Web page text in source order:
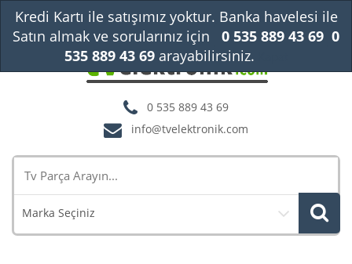
0 535 889 43 69
info@tvelektronik.com
Marka Seçiniz
Kredi Kartı ile satışımız yoktur. Banka havelesi ile
Satın almak ve sorularınız için
0 535 889 43 69 0
535 889 43 69arayabilirsiniz.